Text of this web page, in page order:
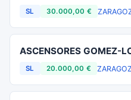
SL 30.000,00 €
ASCENSORES GOMEZ-
SL 20.000,00 €